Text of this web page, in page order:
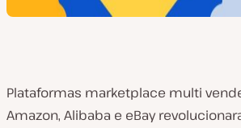
Plataformas marketplace multi
Amazon, Alibaba e eBay